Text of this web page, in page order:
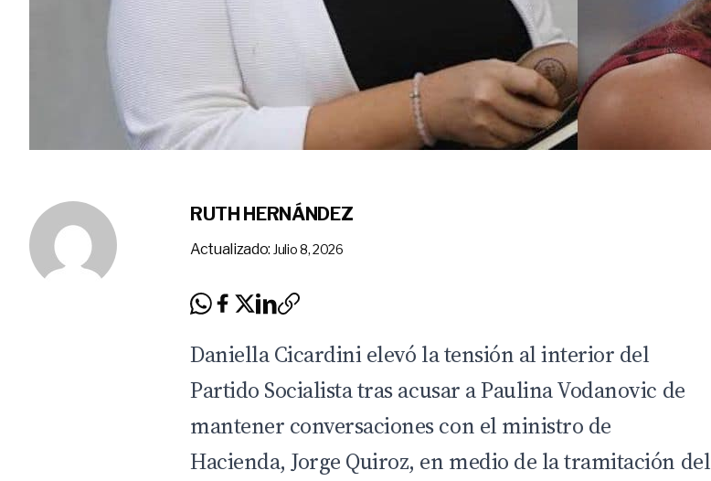
RUTH HERNÁNDEZ
Actualizado: Julio 8, 2026
Daniella Cicardini elevó la tensión al interior del
Partido Socialista tras acusar a Paulina Vodanovic de
mantener conversaciones con el ministro de
Hacienda, Jorge Quiroz, en medio de la tramitación del